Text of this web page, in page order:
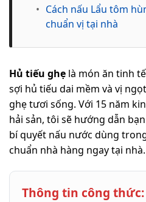
• Cách nấu Lẩu tôm
chuẩn vị tại nhà
Hủ tiếu ghẹ là món ăn tinh
sợi hủ tiếu dai mềm và vị
ghẹ tươi sống. Với 15 năm
hải sản, tôi sẽ hướng dẫn
bí quyết nấu nước dùng
chuẩn nhà hàng ngay tại nhà.
Thông tin công thức: